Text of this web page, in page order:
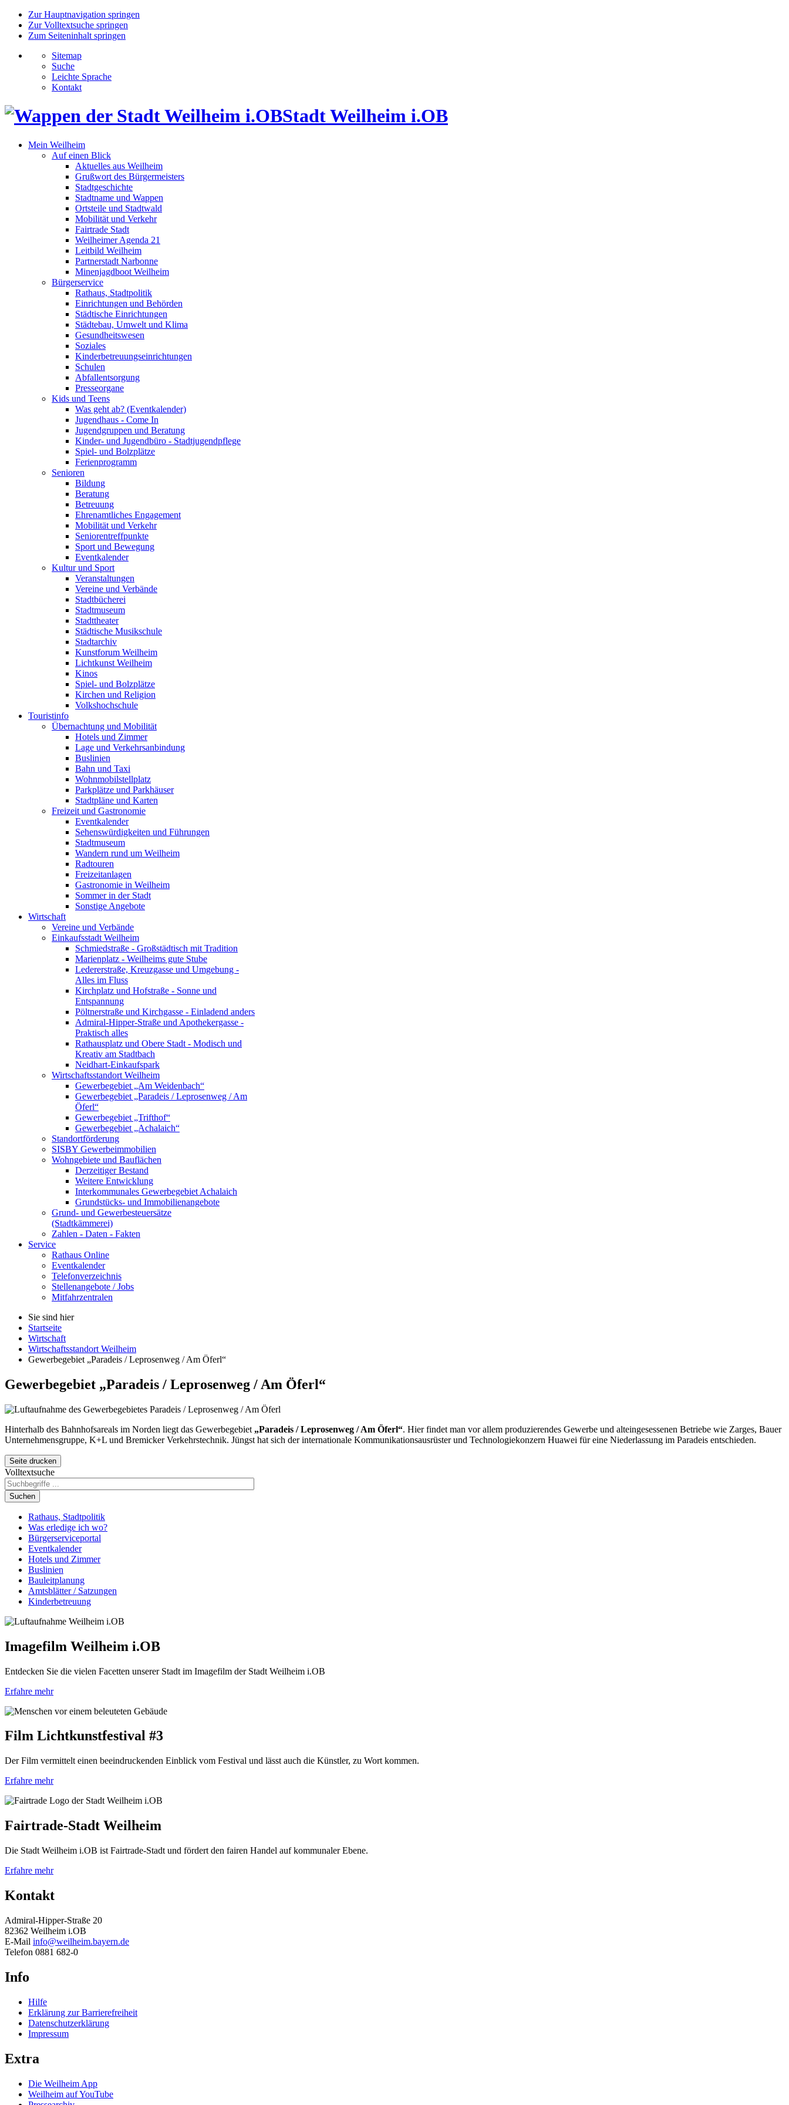
Zur Hauptnavigation springen
Zur Volltextsuche springen
Zum Seiteninhalt springen
Sitemap
Suche
Leichte Sprache
Kontakt
Stadt Weilheim i.OB
Mein Weilheim
Auf einen Blick
Aktuelles aus Weilheim
Grußwort des Bürgermeisters
Stadtgeschichte
Stadtname und Wappen
Ortsteile und Stadtwald
Mobilität und Verkehr
Fairtrade Stadt
Weilheimer Agenda 21
Leitbild Weilheim
Partnerstadt Narbonne
Minenjagdboot Weilheim
Bürgerservice
Rathaus, Stadtpolitik
Einrichtungen und Behörden
Städtische Einrichtungen
Städtebau, Umwelt und Klima
Gesundheitswesen
Soziales
Kinderbetreuungseinrichtungen
Schulen
Abfallentsorgung
Presseorgane
Kids und Teens
Was geht ab? (Eventkalender)
Jugendhaus - Come In
Jugendgruppen und Beratung
Kinder- und Jugendbüro - Stadtjugendpflege
Spiel- und Bolzplätze
Ferienprogramm
Senioren
Bildung
Beratung
Betreuung
Ehrenamtliches Engagement
Mobilität und Verkehr
Seniorentreffpunkte
Sport und Bewegung
Eventkalender
Kultur und Sport
Veranstaltungen
Vereine und Verbände
Stadtbücherei
Stadtmuseum
Stadttheater
Städtische Musikschule
Stadtarchiv
Kunstforum Weilheim
Lichtkunst Weilheim
Kinos
Spiel- und Bolzplätze
Kirchen und Religion
Volkshochschule
Touristinfo
Übernachtung und Mobilität
Hotels und Zimmer
Lage und Verkehrsanbindung
Buslinien
Bahn und Taxi
Wohnmobilstellplatz
Parkplätze und Parkhäuser
Stadtpläne und Karten
Freizeit und Gastronomie
Eventkalender
Sehenswürdigkeiten und Führungen
Stadtmuseum
Wandern rund um Weilheim
Radtouren
Freizeitanlagen
Gastronomie in Weilheim
Sommer in der Stadt
Sonstige Angebote
Wirtschaft
Vereine und Verbände
Einkaufsstadt Weilheim
Schmiedstraße - Großstädtisch mit Tradition
Marienplatz - Weilheims gute Stube
Ledererstraße, Kreuzgasse und Umgebung -
Alles im Fluss
Kirchplatz und Hofstraße - Sonne und
Entspannung
Pöltnerstraße und Kirchgasse - Einladend anders
Admiral-Hipper-Straße und Apothekergasse -
Praktisch alles
Rathausplatz und Obere Stadt - Modisch und
Kreativ am Stadtbach
Neidhart-Einkaufspark
Wirtschaftsstandort Weilheim
Gewerbegebiet „Am Weidenbach“
Gewerbegebiet „Paradeis / Leprosenweg / Am
Öferl“
Gewerbegebiet „Trifthof“
Gewerbegebiet „Achalaich“
Standortförderung
SISBY Gewerbeimmobilien
Wohngebiete und Bauflächen
Derzeitiger Bestand
Weitere Entwicklung
Interkommunales Gewerbegebiet Achalaich
Grundstücks- und Immobilienangebote
Grund- und Gewerbesteuersätze
(Stadtkämmerei)
Zahlen - Daten - Fakten
Service
Rathaus Online
Eventkalender
Telefonverzeichnis
Stellenangebote / Jobs
Mitfahrzentralen
Sie sind hier
Startseite
Wirtschaft
Wirtschaftsstandort Weilheim
Gewerbegebiet „Paradeis / Leprosenweg / Am Öferl“
Gewerbegebiet „Paradeis / Leprosenweg / Am Öferl“
Hinterhalb des Bahnhofsareals im Norden liegt das Gewerbegebiet „Paradeis / Leprosenweg / Am Öferl“. Hier findet man vor allem produzierendes Gewerbe und alteingesessenen Betriebe wie Zarges, Bauer
Unternehmensgruppe, K+L und Bremicker Verkehrstechnik. Jüngst hat sich der internationale Kommunikationsausrüster und Technologiekonzern Huawei für eine Niederlassung im Paradeis entschieden.
Seite drucken
Volltextsuche
Suchen
Rathaus, Stadtpolitik
Was erledige ich wo?
Bürgerserviceportal
Eventkalender
Hotels und Zimmer
Buslinien
Bauleitplanung
Amtsblätter / Satzungen
Kinderbetreuung
Imagefilm Weilheim i.OB
Entdecken Sie die vielen Facetten unserer Stadt im Imagefilm der Stadt Weilheim i.OB
Erfahre mehr
Film Lichtkunstfestival #3
Der Film vermittelt einen beeindruckenden Einblick vom Festival und lässt auch die Künstler, zu Wort kommen.
Erfahre mehr
Fairtrade-Stadt Weilheim
Die Stadt Weilheim i.OB ist Fairtrade-Stadt und fördert den fairen Handel auf kommunaler Ebene.
Erfahre mehr
Kontakt
Admiral-Hipper-Straße 20
82362 Weilheim i.OB
E-Mail info@weilheim.bayern.de
Telefon 0881 682-0
Info
Hilfe
Erklärung zur Barrierefreiheit
Datenschutzerklärung
Impressum
Extra
Die Weilheim App
Weilheim auf YouTube